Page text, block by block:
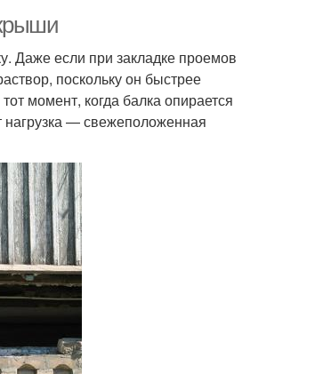
Даже если при закладке проемов
поскольку он быстрее
момент, когда балка опирается
нагрузка — свежеположенная